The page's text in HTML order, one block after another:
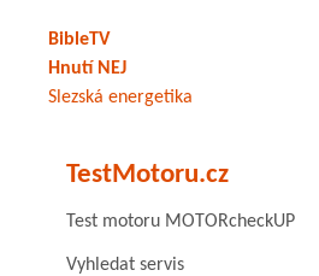
BibleTV
Hnutí NEJ
Slezská energetika
TestMotoru.cz
Test motoru MOTORcheckUP
Vyhledat servis